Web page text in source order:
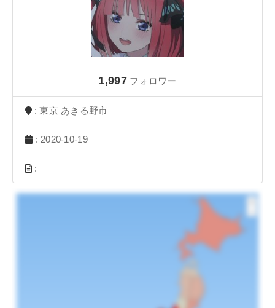
1,997 フォロワー
: 東京 あきる野市
: 2020-10-19
: